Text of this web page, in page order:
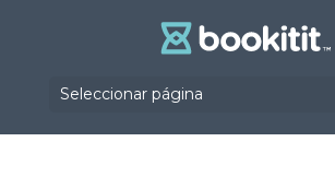
Seleccionar página